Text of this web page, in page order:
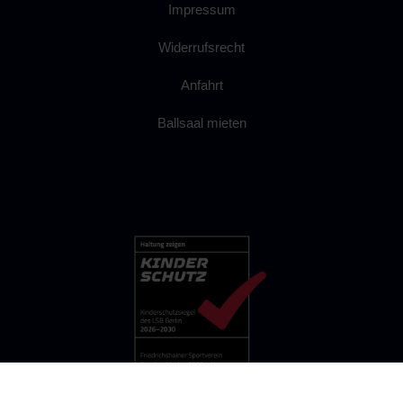
Impressum
Widerrufsrecht
Anfahrt
Ballsaal mieten